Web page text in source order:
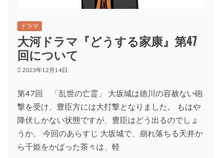
ドラマ
大河ドラマ『どうする家康』第47
回について
2023年12月14日
第47回 「乱世の亡霊」 大坂城は徳川の容赦ない砲
撃を受け、豊臣方には大打撃となりました。 もはや
降伏しかない状態ですが、豊臣はどう出るのでしょ
うか。 今回のあらすじ 大坂城で、崩れ落ちる天井か
ら千姫をかばった茶々は、軽